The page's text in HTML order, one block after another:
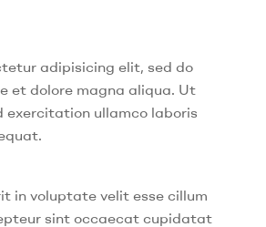
adipisicing elit, sed do
et dolore magna aliqua. Ut
exercitation ullamco laboris
in voluptate velit esse cillum
sint occaecat cupidatat